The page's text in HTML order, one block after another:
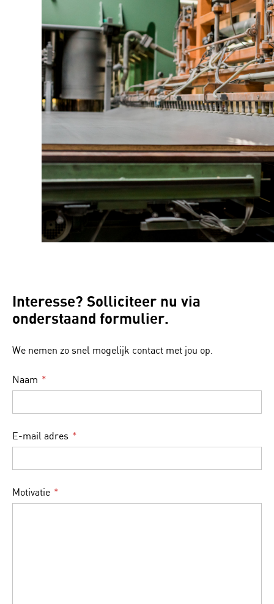
Interesse? Solliciteer nu via
onderstaand formulier.
We nemen zo snel mogelijk contact met jou op.
Naam
E-mail adres
Motivatie